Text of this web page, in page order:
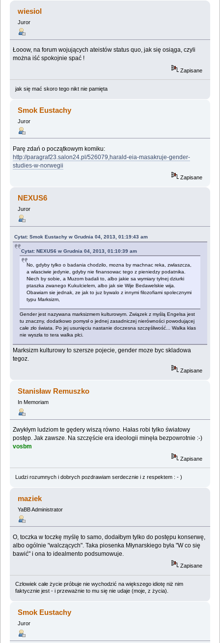
wiesiol
Juror
Łooow, na forum wojujących ateistów status quo, jak się osiąga, czyli
można iść spokojnie spać !
Zapisane
jak się mać skoro tego nikt nie pamięta
Smok Eustachy
Juror
Parę zdań o początkowym komiku:
http://paragraf23.salon24.pl/526079,harald-eia-masakruje-gender-
studies-w-norwegii
Zapisane
NEXUS6
Juror
Cytat: Smok Eustachy w Grudnia 04, 2013, 01:19:43 am
Cytat: NEXUS6 w Grudnia 04, 2013, 01:10:39 am
No, gdyby tylko o badania chodzilo, mozna by machnac reka, zwlaszcza,
a wlasciwie jedynie, gdyby nie finansowac tego z pieniedzy podatnika.
Niech by sobie, a Muzom badali to, albo jakie sa wymiary tylnej dziurki
ptaszka zwanego Kukulcielem, albo jak sie Wije Bedawelskie wija.
Obawiam sie jednak, ze jak to juz bywalo z innymi filozofiami spolecznymi
typu Marksizm,
Gender jest nazywana marksizmem kulturowym. Związek z myślą Engelsa jest
tu znaczny, dodatkowo pomysł o jednej zasadniczej nierówności powodującej
całe zło świata. Po jej usunięciu nastanie doczesna szczęśliwość... Walka klas
nie wyszła to tera walka płci.
Marksizm kulturowy to szersze pojecie, gender moze byc skladowa
tegoz.
Zapisane
Stanisław Remuszko
In Memoriam
Zwykłym ludziom te gędery wiszą równo. Hałas robi tylko światowy
postęp. Jak zawsze. Na szczęście era ideologii minęła bezpowrotnie :-)
vosbm
Zapisane
Ludzi rozumnych i dobrych pozdrawiam serdecznie i z respektem : - )
maziek
YaBB Administrator
O, toczka w toczkę myślę to samo, dodałbym tylko do postępu konserwę,
albo ogólnie "walczących". Taka piosenka Młynarskiego była "W co się
bawić" i ona to idealmento podsumowuje.
Zapisane
Człowiek całe życie próbuje nie wychodzić na większego idiotę niż nim
faktycznie jest - i przeważnie to mu się nie udaje (moje, z życia).
Smok Eustachy
Juror